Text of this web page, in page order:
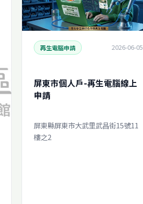
再生電腦申請 2026-06-05
屏東市個人戶-再生電腦線上
申請
屏東縣屏東市大武里武昌街15號11
樓之2